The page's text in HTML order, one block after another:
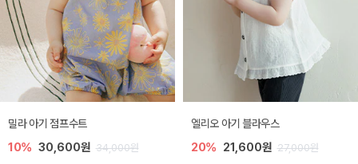
밀라 아기 점프수트
10% 30,600원 34,000원
엘리오 아기 블라우스
20% 21,600원 27,000원